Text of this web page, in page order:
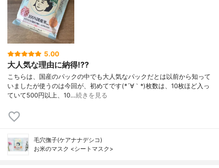
5.00
大人気な理由に納得⁉️?
こちらは、国産のパックの中でも大人気なパックだとは以前から知って
いましたが使うのは今回が、初めてです(*´∀｀*)枚数は、10枚ほど入っ
ていて500円以上、10…続きを見る
毛穴撫子(ケアナナデシコ)
お米のマスク <シートマスク>